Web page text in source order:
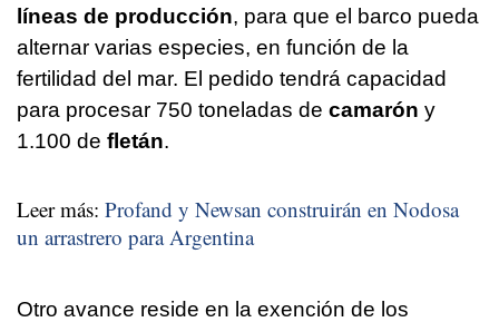
líneas de producción, para que el barco pueda
alternar varias especies, en función de la
fertilidad del mar. El pedido tendrá capacidad
para procesar 750 toneladas de camarón y
1.100 de fletán.
Leer más: Profand y Newsan construirán en Nodosa
un arrastrero para Argentina
Otro avance reside en la exención de los